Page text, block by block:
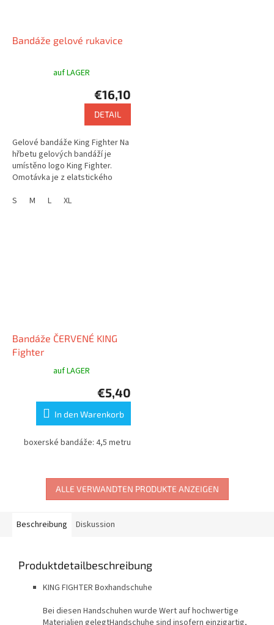
Bandáže gelové rukavice
auf LAGER
€16,10
DETAIL
Gelové bandáže King Fighter Na
hřbetu gelových bandáží je
umístěno logo King Fighter.
Omotávka je z elatstického
S
M L XL
Bandáže ČERVENÉ KING
Fighter
auf LAGER
€5,40
In den Warenkorb
boxerské bandáže: 4,5 metru
ALLE VERWANDTEN PRODUKTE ANZEIGEN
Beschreibung Diskussion
Produktdetailbeschreibung
KING FIGHTER Boxhandschuhe
Bei diesen Handschuhen wurde Wert auf hochwertige
Materialien gelegtHandschuhe sind insofern einzigartig,